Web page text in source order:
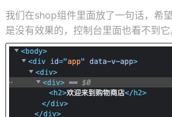
我们在shop组件里面放了一句话，希
是没有效果的，控制台里面也看不到它